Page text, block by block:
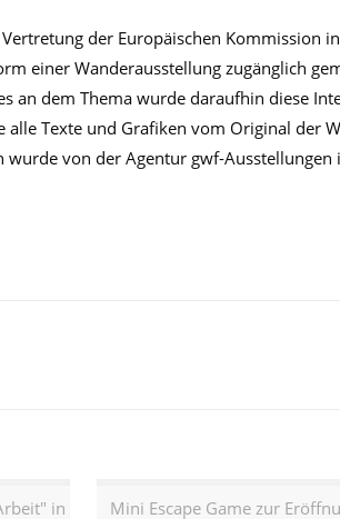
der Europäischen Kommission
einer Wanderausstellung zugänglich
an dem Thema wurde daraufhin diese
Texte und Grafiken vom Original der
von der Agentur gwf-
in
Mini Escape Game zur